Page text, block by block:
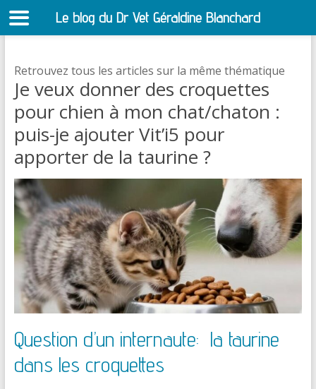
Retrouvez tous les articles sur la même thématique
Je veux donner des croquettes
pour chien à mon chat/chaton :
puis-je ajouter Vit’i5 pour
apporter de la taurine ?
Question d’un internaute: la taurine
dans les croquettes
Le blog du Dr Vet Géraldine Blanchard